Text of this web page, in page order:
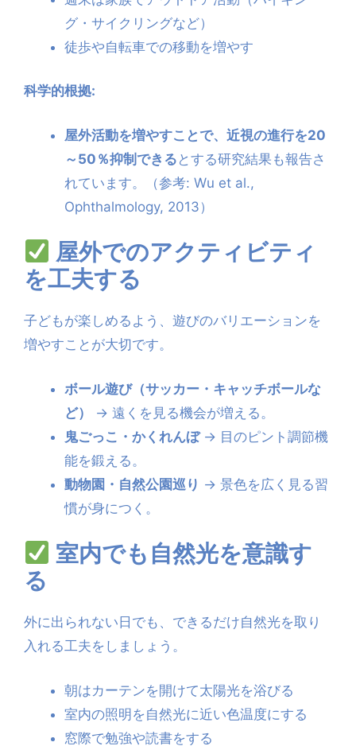
グ・サイクリングなど）
徒歩や自転車での移動を増やす
科学的根拠:
屋外活動を増やすことで、近視の進行を20
～50％抑制できる とする研究結果も報告さ
れています。（参考: Wu et al.,
Ophthalmology, 2013）
屋外でのアクティビティ
を工夫する
子どもが楽しめるよう、遊びのバリエーションを
増やすことが大切です。
ボール遊び（サッカー・キャッチボールな
ど）
→ 遠くを見る機会が増える。
鬼ごっこ・かくれんぼ→ 目のピント調節機
能を鍛える。
動物園・自然公園巡り → 景色を広く見る習
慣が身につく。
室内でも自然光を意識す
る
外に出られない日でも、できるだけ自然光を取り
入れる工夫をしましょう。
朝はカーテンを開けて太陽光を浴びる
室内の照明を自然光に近い色温度にする
窓際で勉強や読書をする